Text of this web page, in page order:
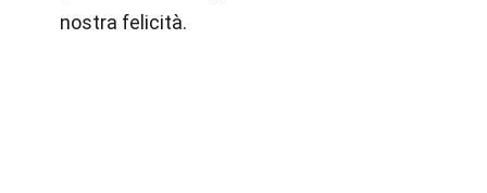
nostra felicità.